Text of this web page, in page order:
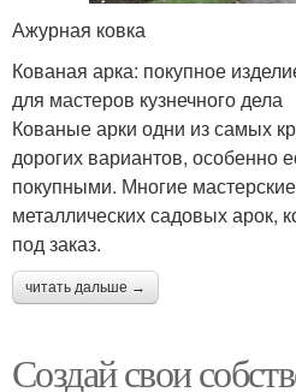
Ажурная ковка
Кованая арка: покупное
для мастеров кузнечного дела
Кованые арки одни из самых
дорогих вариантов, особенно
покупными. Многие
металлических садовых арок,
под заказ.
читать дальше →
Создай свои